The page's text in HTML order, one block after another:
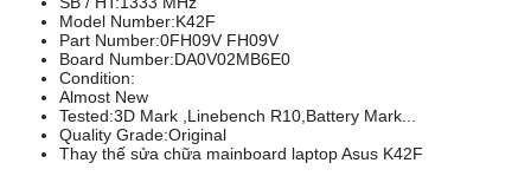
Model Number:K42F
Part Number:0FH09V FH09V
Board Number:DA0V02MB6E0
Condition:
Almost New
Tested:3D Mark ,Linebench R10,Battery Mark...
Quality Grade:Original
Thay thế sửa chữa mainboard laptop Asus K42F